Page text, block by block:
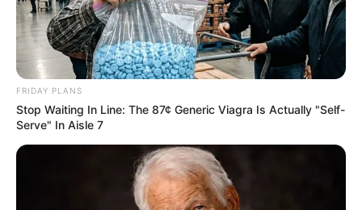
แมลงชนิดนี้มีวิธีการเลี้ยงที่ง่ายแสนง่าย เพราะมันจะกิน
ข้าวตอกเพียงอย่างเดียว ส่วนข้าว-นํ้า หรืออาหารอื่นๆนั้น
ไม่จําเป็น ขณะเดียวกันก็จะขยายและเพาะพันธุ์เพิ่มจํานว
นมากขึ้น อันเปรียบเสมือนการเพิ่มขึ้นของโภคทรัพย์และ
ความรํ่ารวย
FRIDAY PLANS
Stop Waiting In Line: The 87¢ Generic Viagra Is Actually "Self-
Serve" In Aisle 7